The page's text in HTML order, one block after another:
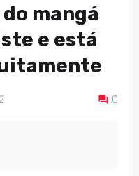
mangá
e está
0